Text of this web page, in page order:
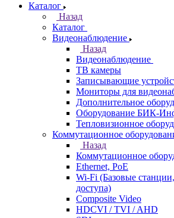
Каталог
Назад
Каталог
Видеонаблюдение
Назад
Видеонаблюдение
ТВ камеры
Записывающие
Мониторы для
Дополнительное
Оборудование БИК-
Тепловизионное
Коммутационное
Назад
Коммутационное
Ethernet, PoE
Wi-Fi (Базовые
доступа)
Composite Video
HDCVI / TVI / AHD